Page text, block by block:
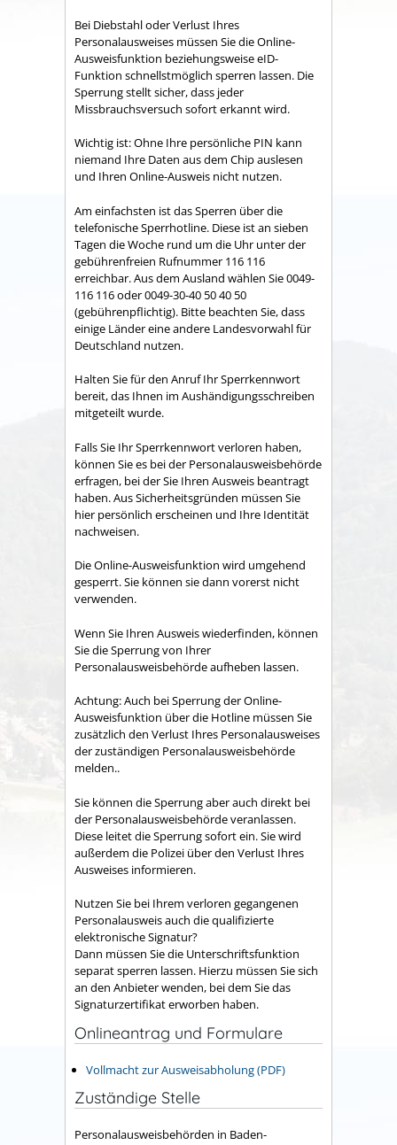
Bei Diebstahl oder Verlust Ihres
Personalausweises müssen Sie die Online-
Ausweisfunktion beziehungsweiseeID-
Funktion schnellstmöglich sperren lassen. Die
Sperrung stellt sicher, dass jeder
Missbrauchsversuch sofort erkannt wird.
Wichtig ist: Ohne Ihre persönliche PIN kann
niemand Ihre Daten aus dem Chip auslesen
und Ihren Online-Ausweis nicht nutzen.
Am einfachsten ist das Sperren über die
telefonische Sperrhotline. Diese ist an sieben
Tagen die Woche rund um die Uhr unter der
gebührenfreien Rufnummer 116 116
erreichbar. Aus dem Ausland wählen Sie 0049-
116 116 oder 0049-30-40 50 40 50
(gebührenpflichtig). Bitte beachten Sie, dass
einige Länder eine andere Landesvorwahl für
Deutschland nutzen.
Halten Sie für den Anruf Ihr Sperrkennwort
bereit, das Ihnen im Aushändigungsschreiben
mitgeteilt wurde.
Falls Sie Ihr Sperrkennwort verloren haben,
können Sie es bei der Personalausweisbehörde
erfragen, bei der Sie Ihren Ausweis beantragt
haben. AusSicherheitsgründen müssen Sie
hier persönlich erscheinen und Ihre Identität
nachweisen.
Die Online-Ausweisfunktion wird umgehend
gesperrt. Sie können sie dann vorerst nicht
verwenden.
Wenn Sie Ihren Ausweis wiederfinden, können
Sie die Sperrung von Ihrer
Personalausweisbehörde aufheben lassen.
Achtung: Auch bei Sperrung der Online-
Ausweisfunktion über die Hotline müssen Sie
zusätzlich den Verlust Ihres Personalausweises
der zuständigen Personalausweisbehörde
melden..
Sie können die Sperrung aber auch direkt bei
der Personalausweisbehörde veranlassen.
Diese leitet die Sperrung sofort ein. Sie wird
außerdem die Polizei über den Verlust Ihres
Ausweises informieren.
Nutzen Sie bei Ihrem verloren gegangenen
Personalausweis auch diequalifizierte
elektronische Signatur?
Dann müssen Sie die Unterschriftsfunktion
separat sperren lassen. Hierzu müssen Sie sich
an den Anbieter wenden, bei dem Sie das
Signaturzertifikat erworben haben.
Onlineantrag und Formulare
Vollmacht zur Ausweisabholung (PDF)
Zuständige Stelle
Personalausweisbehörden in Baden-